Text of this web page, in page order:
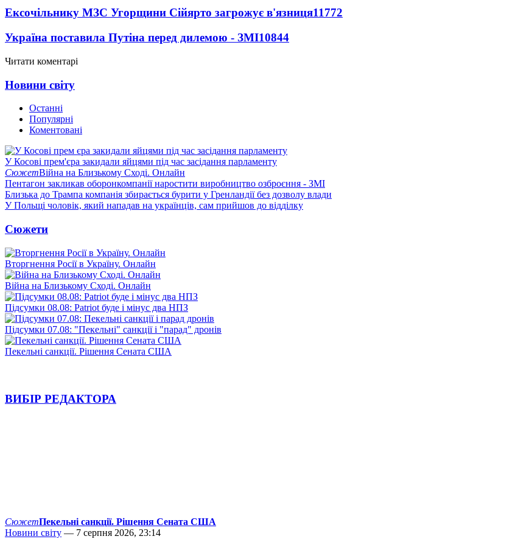
Ексочільнику МЗС Угорщини Сійярто загрожує в'язниця11772
Україна поставила Путіна перед дилемою - ЗМІ10844
Читати коментарі
Новини світу
Останні
Популярні
Коментовані
У Косові прем'єра закидали яйцями під час засідання парламенту
СюжетВійна на Близькому Сході. Онлайн
Пентагон закликав оборонкомпанії наростити виробництво озброєння - ЗМІ
Близька до Трампа компанія збирається бурити у Гренландії без дозволу влади
У Польщі чоловік, який нападав на українців, сам прийшов до відділку
Сюжети
Вторгнення Росії в Україну. Онлайн
Війна на Близькому Сході. Онлайн
Підсумки 08.08: Patriot буде і мінус два НПЗ
Підсумки 07.08: "Пекельні" санкції і "парад" дронів
Пекельні санкції. Рішення Сената США
ВИБІР РЕДАКТОРА
СюжетПекельні санкції. Рішення Сената США
Новини світу — 7 серпня 2026, 23:14